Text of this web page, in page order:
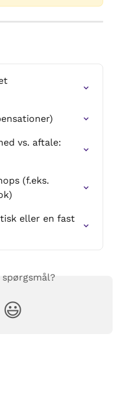
vs. aftale:
(f.eks.
eller en fast
😃